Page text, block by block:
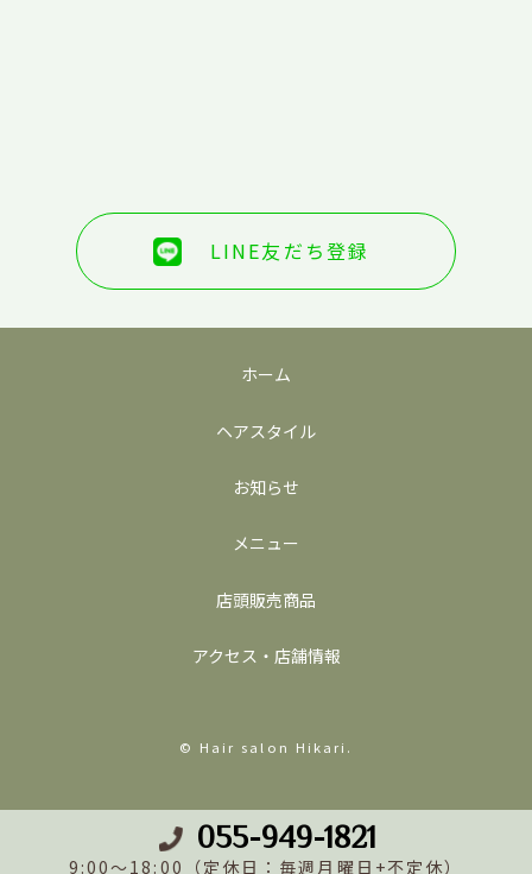
LINE友だち登録
ホーム
ヘアスタイル
お知らせ
メニュー
店頭販売商品
アクセス・店舗情報
© Hair salon Hikari.
055-949-1821
9:00～18:00（定休日：毎週月曜日+不定休）